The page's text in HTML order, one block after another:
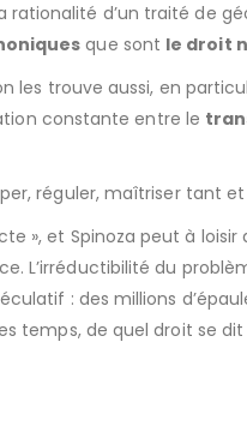
d’un traité de
que sont le droit
les trouve aussi, en
constante entre le
réguler, maîtriser tant
», et Spinoza peut à
L’irréductibilité du
: des millions
temps, de quel droit se